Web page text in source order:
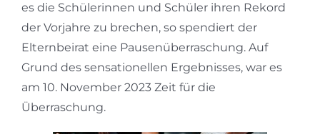
es die Schülerinnen und Schüler ihren Rekord
der Vorjahre zu brechen, so spendiert der
Elternbeirat eine Pausenüberraschung. Auf
Grund des sensationellen Ergebnisses, war es
am 10. November 2023 Zeit für die
Überraschung.